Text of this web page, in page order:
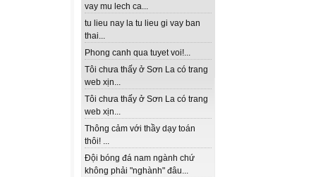
vay mu lech ca...
tu lieu nay la tu lieu gi vay ban
thai...
Phong canh qua tuyet voi!...
Tôi chưa thấy ở Sơn La có trang
web xịn...
Tôi chưa thấy ở Sơn La có trang
web xịn...
Thông cảm với thầy dạy toán
thôi! ...
Đội bóng đá nam ngành chứ
không phải "nghành" đâu...